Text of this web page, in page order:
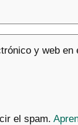
y web
el spam.